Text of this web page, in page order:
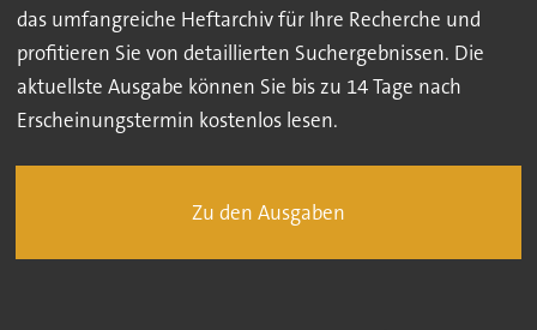
das umfangreiche Heftarchiv für Ihre Recherche und
profitieren Sie von detaillierten Suchergebnissen. Die
aktuellste Ausgabe können Sie bis zu 14 Tage nach
Erscheinungstermin kostenlos lesen.
Zu den Ausgaben